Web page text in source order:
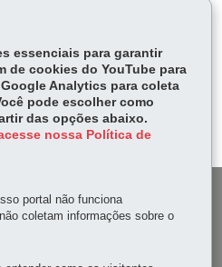
ce
bo
ok
Tw
itt
er
ha
ts
Ap
p
Imprimir Baixar
essenciais para garantir
de cookies do YouTube para
Analytics para coleta
pode escolher como
das opções abaixo.
nossa Política de
portal não funciona
coletam informações sobre o